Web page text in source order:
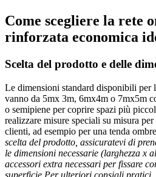
Come scegliere la rete
rinforzata economica
Scelta del prodotto e delle
Le dimensioni standard disponibili per
vanno da 5mx 3m, 6mx4m o 7mx5m
o semipiene per coprire spazi più
realizzare misure speciali su misura
clienti, ad esempio per una tenda
scelta del prodotto, assicuratevi di
le dimensioni necessarie (larghezza x
accessori extra necessari per fissare
superficie Per ulteriori consigli pratici,